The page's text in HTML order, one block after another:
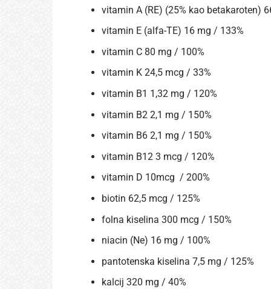
vitamin A (RE) (25% kao betakaroten)
vitamin E (alfa-TE) 16 mg / 133%
vitamin C 80 mg / 100%
vitamin K 24,5 mcg / 33%
vitamin B1 1,32 mg / 120%
vitamin B2 2,1 mg / 150%
vitamin B6 2,1 mg / 150%
vitamin B12 3 mcg / 120%
vitamin D 10mcg / 200%
biotin 62,5 mcg / 125%
folna kiselina 300 mcg / 150%
niacin (Ne) 16 mg / 100%
pantotenska kiselina 7,5 mg / 125%
kalcij 320 mg / 40%